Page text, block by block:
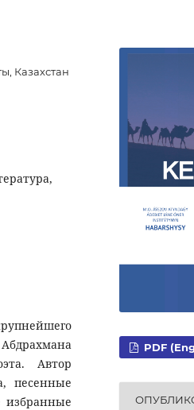
Казахстан
Автор
песенные
избранные
PDF